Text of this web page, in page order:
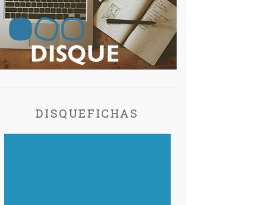
DISQUEFICHAS